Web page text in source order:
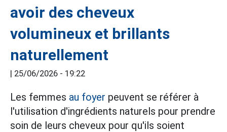
avoir des cheveux
volumineux et brillants
naturellement
| 25/06/2026 - 19:22
Les femmes au foyer peuvent se référer à
l'utilisation d'ingrédients naturels pour prendre
soin de leurs cheveux pour qu'ils soient